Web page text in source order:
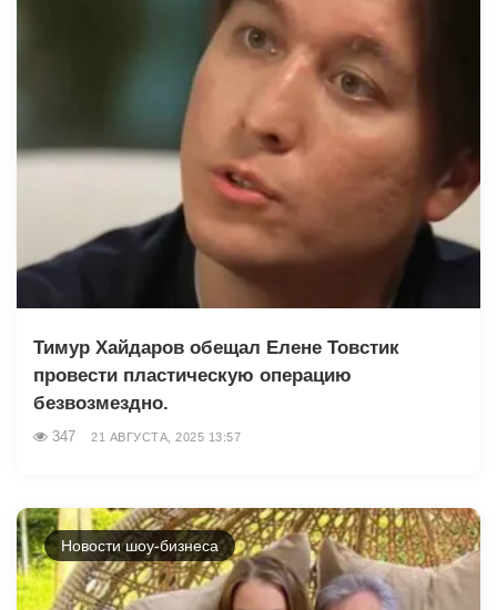
Тимур Хайдаров обещал Елене Товстик
провести пластическую операцию
безвозмездно.
347 21 АВГУСТА, 2025 13:57
Новости шоу-бизнеса